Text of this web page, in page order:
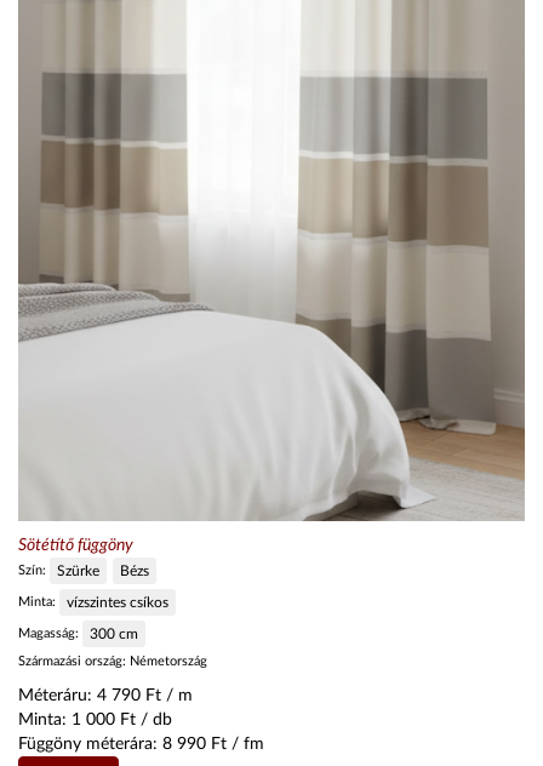
Sötétítő függöny
Szín: Szürke Bézs
Minta: vízszintes csíkos
Magasság: 300 cm
Származási ország: Németország
Méteráru: 4 790 Ft / m
Minta: 1 000 Ft / db
Függöny méterára: 8 990 Ft / fm